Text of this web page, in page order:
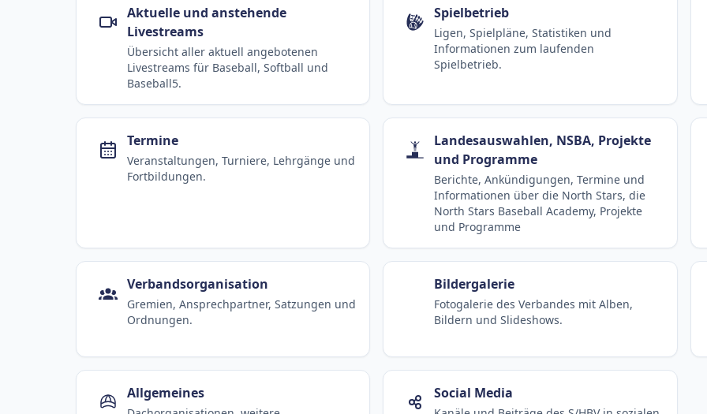
Aktuelle und anstehende
Livestreams
Übersicht aller aktuell angebotenen
Livestreams für Baseball, Softball und
Baseball5.
Spielbetrieb
Ligen, Spielpläne, Statistiken und
Informationen zum laufenden
Spielbetrieb.
Termine
Veranstaltungen, Turniere, Lehrgänge und
Fortbildungen.
Landesauswahlen, NSBA, Projekte
und Programme
Berichte, Ankündigungen, Termine und
Informationen über die North Stars, die
North Stars Baseball Academy, Projekte
und Programme
Verbandsorganisation
Gremien, Ansprechpartner, Satzungen und
Ordnungen.
Bildergalerie
Fotogalerie des Verbandes mit Alben,
Bildern und Slideshows.
Allgemeines Social Media